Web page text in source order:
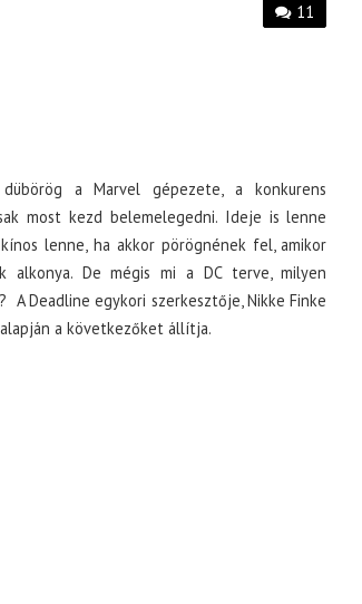
11
dübörög a Marvel gépezete, a konkurens
most kezd belemelegedni. Ideje is lenne
lenne, ha akkor pörögnének fel, amikor
alkonya. De mégis mi a DC terve, milyen
Deadline egykori szerkesztője, Nikke Finke
a következőket állítja.